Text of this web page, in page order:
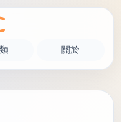
關於